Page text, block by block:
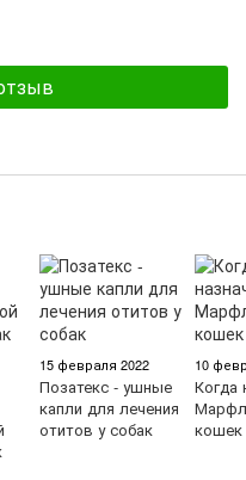
15 февраля 2022
Позатекс - ушные
капли для лечения
отитов у собак
10
Когда
кошек